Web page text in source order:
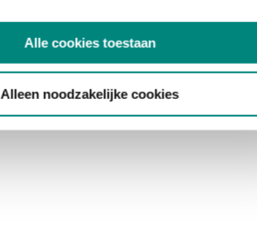
Alle cookies toestaan
Alleen noodzakelijke cookies